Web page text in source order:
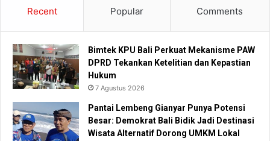
Recent Popular Comments
Bimtek KPU Bali Perkuat Mekanisme PAW
DPRD Tekankan Ketelitian dan Kepastian
Hukum
7 Agustus 2026
Pantai Lembeng Gianyar Punya Potensi
Besar: Demokrat Bali Bidik Jadi Destinasi
Wisata Alternatif Dorong UMKM Lokal